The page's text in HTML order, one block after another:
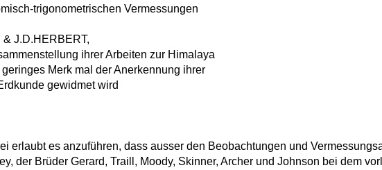
trigonometrischen Vermessungen
J.D.HERBERT,
ihrer Arbeiten zur Himalaya
Merk mal der Anerkennung ihrer
gewidmet wird
erlaubt es anzuführen, dass ausser den Beobachtungen und
der Brüder Gerard, Traill, Moody, Skinner, Archer und Johnson bei dem